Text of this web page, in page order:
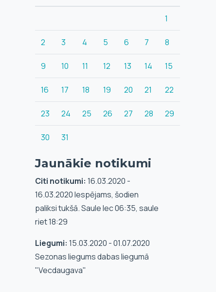
1
2 3 4 5 6 7 8
9 10 11 12 13 14 15
16 17 18 19 20 21 22
23 24 25 26 27 28 29
30 31
Jaunākie notikumi
Citi notikumi: 16.03.2020 -
16.03.2020 Iespējams, šodien
paliksi tukšā. Saule lec 06:35, saule
riet 18:29
Liegumi: 15.03.2020 - 01.07.2020
Sezonas liegums dabas liegumā
"Vecdaugava"